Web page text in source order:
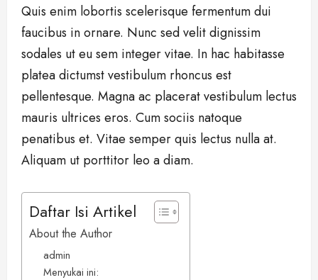
Quis enim lobortis scelerisque fermentum dui
faucibus in ornare. Nunc sed velit dignissim
sodales ut eu sem integer vitae. In hac habitasse
platea dictumst vestibulum rhoncus est
pellentesque. Magna ac placerat vestibulum lectus
mauris ultrices eros. Cum sociis natoque
penatibus et. Vitae semper quis lectus nulla at.
Aliquam ut porttitor leo a diam.
Daftar Isi Artikel
About the Author
admin
Menyukai ini: